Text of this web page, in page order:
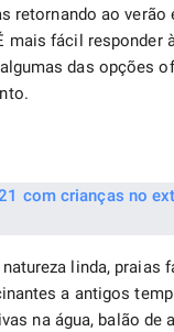
retornando ao
fácil responder
das opções
linda, praias
a antigos
na água, balão de